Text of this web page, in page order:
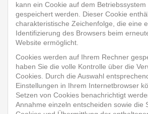
kann ein Cookie auf dem
gespeichert werden. Dieser Cookie
charakteristische Zeichenfolge, die eine
Identifizierung des Browsers beim
Website ermöglicht.
Cookies werden auf Ihrem Rechner
haben Sie die volle Kontrolle über die
Cookies. Durch die Auswahl
Einstellungen in Ihrem Internetbrowser
Setzen von Cookies benachrichtigt
Annahme einzeln entscheiden sowie die